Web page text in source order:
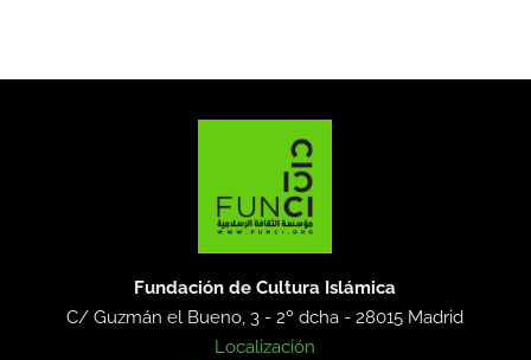
Fundación de Cultura Islámica
C/ Guzmán el Bueno, 3 - 2º dcha -28015 Madrid
Localización